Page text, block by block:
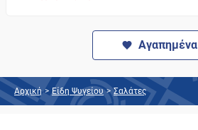
Αγαπημένα
Αρχική > Είδη Ψυγείου > Σαλάτες